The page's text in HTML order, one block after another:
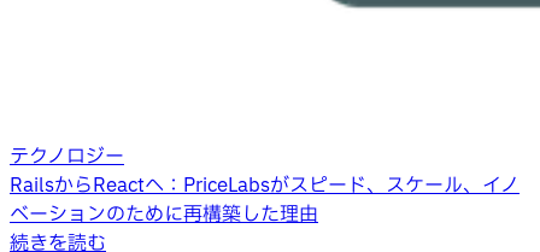
テクノロジー
RailsからReactへ：PriceLabsがスピード、スケール、イノ
ベーションのために再構築した理由
続きを読む